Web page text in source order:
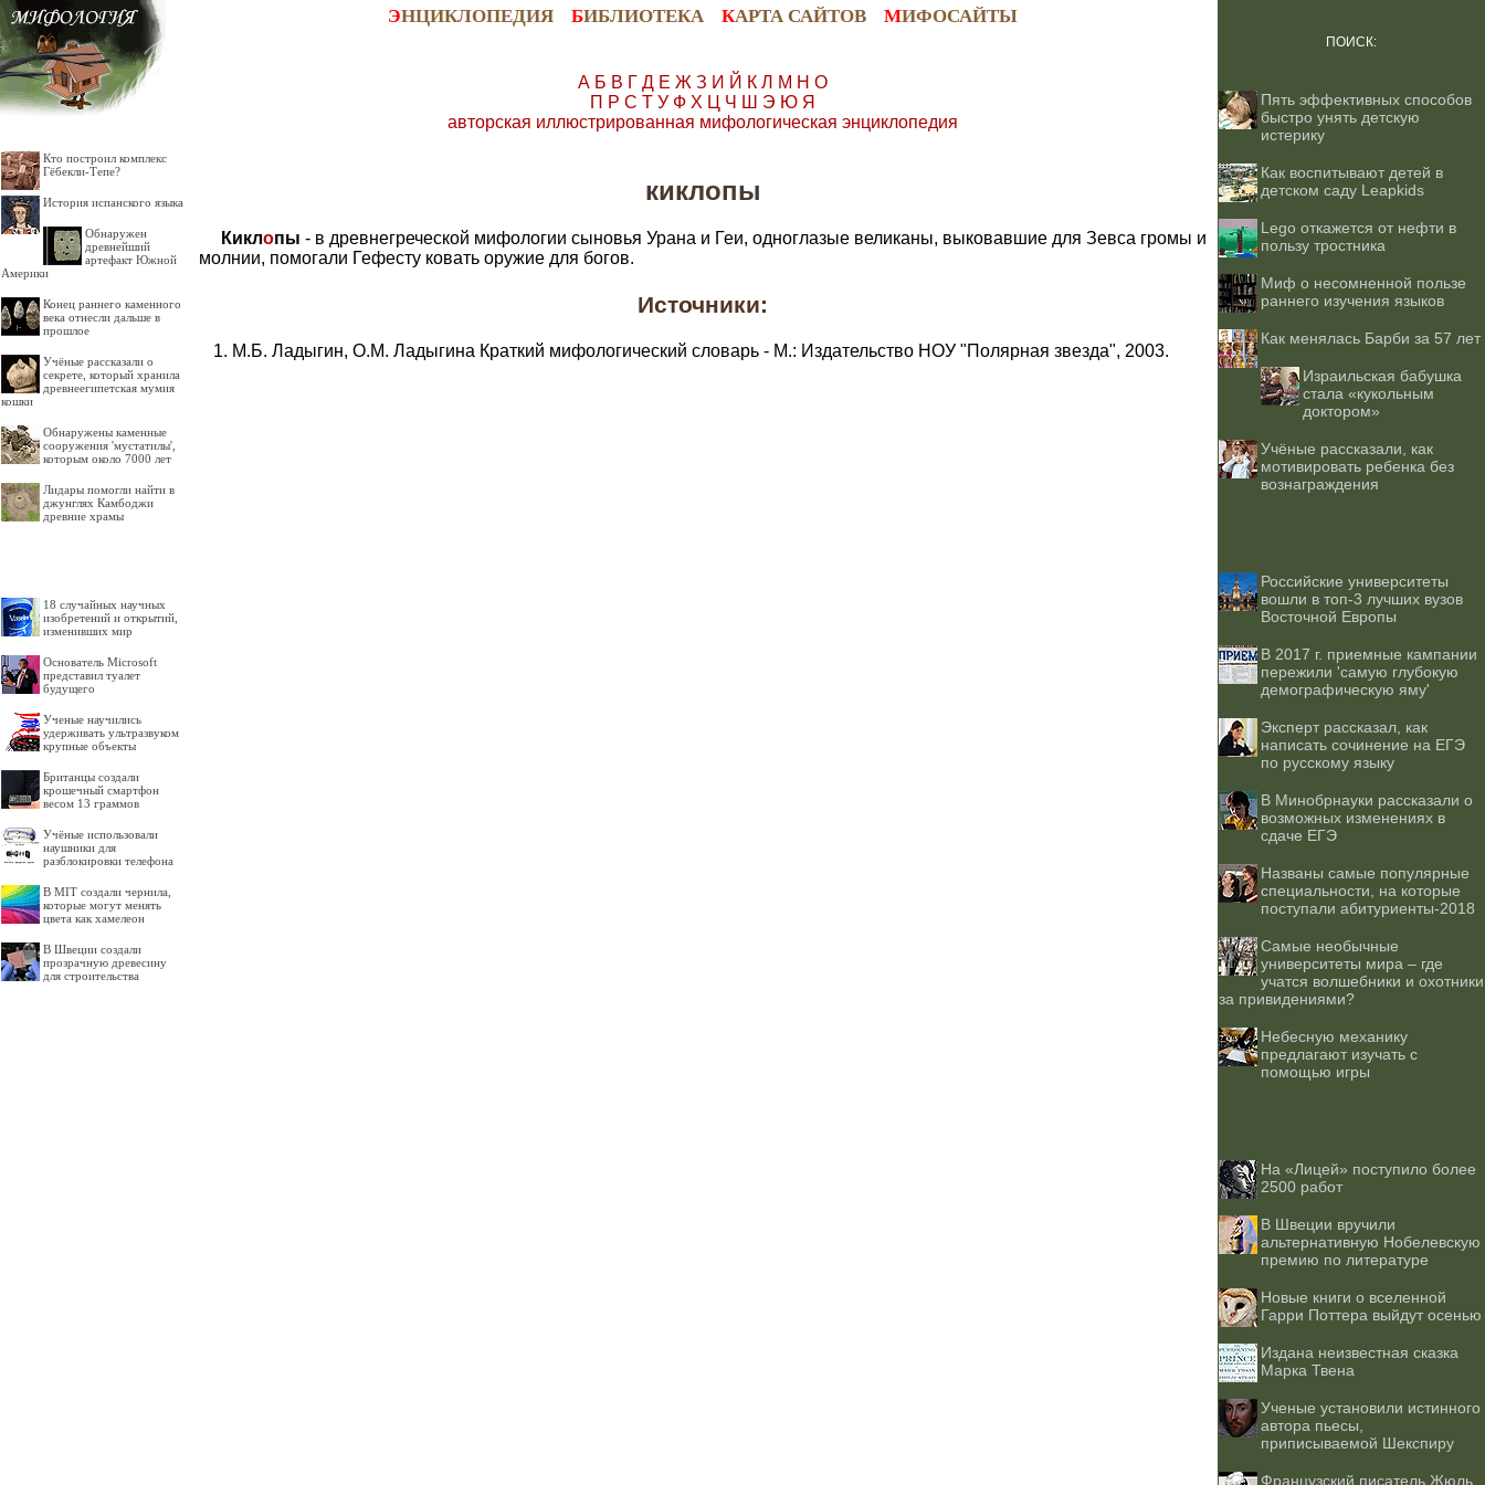
ЭНЦИКЛОПЕДИЯ БИБЛИОТЕКА КАРТА САЙТОВ МИФОСАЙТЫ
Кто построил комплекс
Гёбекли-Тепе?
История испанского языка
Обнаружен
древнейший
артефакт Южной
Америки
Конец раннего каменного
века отнесли дальше в
прошлое
Учёные рассказали о
секрете, который хранила
древнеегипетская мумия
кошки
Обнаружены каменные
сооружения 'мустатилы',
которым около 7000 лет
Лидары помогли найти в
джунглях Камбоджи
древние храмы
18 случайных научных
изобретений и открытий,
изменивших мир
Основатель Microsoft
представил туалет
будущего
Ученые научились
удерживать ультразвуком
крупные объекты
Британцы создали
крошечный смартфон
весом 13 граммов
Учёные использовали
наушники для
разблокировки телефона
В MIT создали чернила,
которые могут менять
цвета как хамелеон
В Швеции создали
прозрачную древесину
для строительства
А Б В Г Д Е Ж З И Й К Л М Н О
П Р С Т У Ф Х Ц Ч Ш Э Ю Я
авторская иллюстрированная мифологическая энциклопедия
киклопы
Киклопы - в древнегреческой мифологии сыновья Урана и Геи, одноглазые великаны, выковавшие для Зевса громы и
молнии, помогали Гефесту ковать оружие для богов.
Источники:
М.Б. Ладыгин, О.М. Ладыгина Краткий мифологический словарь - М.: Издательство НОУ "Полярная звезда", 2003.
ПОИСК:
Пять эффективных способов
быстро унять детскую
истерику
Как воспитывают детей в
детском саду Leapkids
Lego откажется от нефти в
пользу тростника
Миф о несомненной пользе
раннего изучения языков
Как менялась Барби за 57 лет
Израильская бабушка
стала «кукольным
доктором»
Учёные рассказали, как
мотивировать ребенка без
вознаграждения
Российские университеты
вошли в топ-3 лучших вузов
Восточной Европы
В 2017 г. приемные кампании
пережили 'самую глубокую
демографическую яму'
Эксперт рассказал, как
написать сочинение на ЕГЭ
по русскому языку
В Минобрнауки рассказали о
возможных изменениях в
сдаче ЕГЭ
Названы самые популярные
специальности, на которые
поступали абитуриенты-2018
Самые необычные
университеты мира – где
учатся волшебники и охотники
за привидениями?
Небесную механику
предлагают изучать с
помощью игры
На «Лицей» поступило более
2500 работ
В Швеции вручили
альтернативную Нобелевскую
премию по литературе
Новые книги о вселенной
Гарри Поттера выйдут осенью
Издана неизвестная сказка
Марка Твена
Ученые установили истинного
автора пьесы,
приписываемой Шекспиру
Французский писатель Жюль